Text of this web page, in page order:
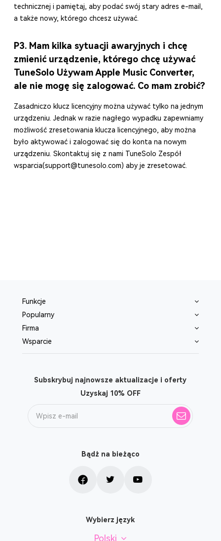
technicznej i pamiętaj, aby podać swój stary adres e-mail,
a także nowy, którego chcesz używać.
P3. Mam kilka sytuacji awaryjnych i chcę
zmienić urządzenie, którego chcę używać
TuneSolo Używam Apple Music Converter,
ale nie mogę się zalogować. Co mam zrobić?
Zasadniczo klucz licencyjny można używać tylko na jednym
urządzeniu. Jednak w razie nagłego wypadku zapewniamy
możliwość zresetowania klucza licencyjnego, aby można
było aktywować i zalogować się do konta na nowym
urządzeniu. Skontaktuj się z nami TuneSolo Zespół
wsparcia(support@tunesolo.com) aby je zresetować.
Funkcje
Popularny
Firma
Wsparcie
Subskrybuj najnowsze aktualizacje i oferty
Uzyskaj 10% OFF
Bądż na bieżąco
Wybierz język
Polski